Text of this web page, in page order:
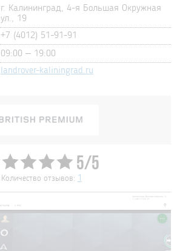
г. Калининград, 4-я Большая Окружная
ул., 19
+7 (4012) 51-91-91
09:00 – 19:00
landrover-kaliningrad.ru
5/5
Количество отзывов: 1